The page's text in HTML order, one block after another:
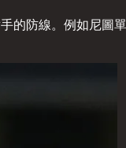
的防線。例如尼圖